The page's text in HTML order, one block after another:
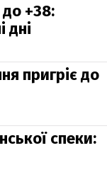
до +38:
дні
пригріє до
спеки: